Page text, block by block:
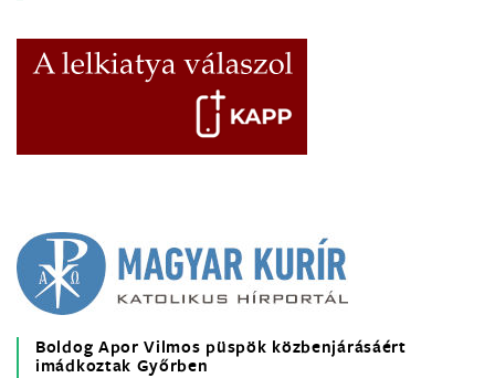
Boldog Apor Vilmos püspök közbenjárásáért
imádkoztak Győrben